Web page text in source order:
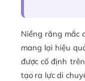
Niềng răng mắc
mang lại hiệu
được cố định
tạo ra lực di